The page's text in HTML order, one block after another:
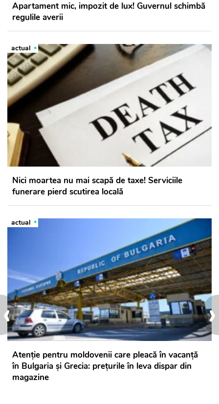
›
‹
Apartament mic, impozit de lux! Guvernul schimbă
regulile averii
actual
Nici moartea nu mai scapă de taxe! Serviciile
funerare pierd scutirea locală
actual
Atenție pentru moldovenii care pleacă în vacanță
în Bulgaria și Grecia: prețurile în leva dispar din
magazine